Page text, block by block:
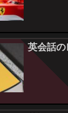
英会話の